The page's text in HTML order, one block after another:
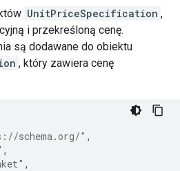
UnitPriceSpecification ,
i przekreśloną cenę.
są dodawane do obiektu
, który zawiera cenę
schema.org/" ,
,
,